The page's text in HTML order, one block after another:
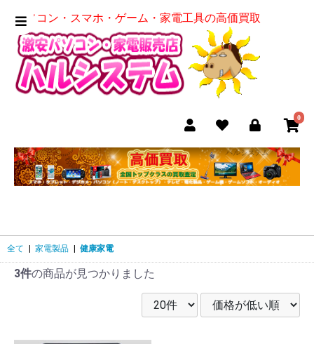
パソコン・スマホ・ゲーム・家電工具の高価買取
0
全て | 家電製品 | 健康家電
3件の商品が見つかりました